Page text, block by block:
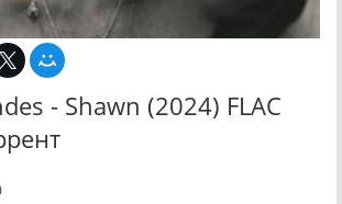
- Shawn (2024) FLAC